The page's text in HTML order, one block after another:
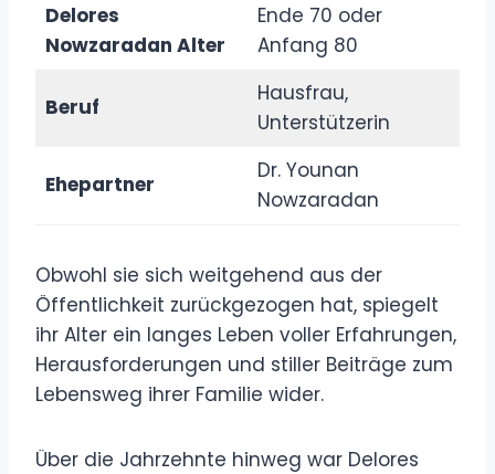
Delores
Nowzaradan Alter
Ende 70 oder
Anfang 80
Beruf
Hausfrau,
Unterstützerin
Ehepartner
Dr. Younan
Nowzaradan
Obwohl sie sich weitgehend aus der
Öffentlichkeit zurückgezogen hat, spiegelt
ihr Alter ein langes Leben voller Erfahrungen,
Herausforderungen und stiller Beiträge zum
Lebensweg ihrer Familie wider.
Über die Jahrzehnte hinweg war Delores